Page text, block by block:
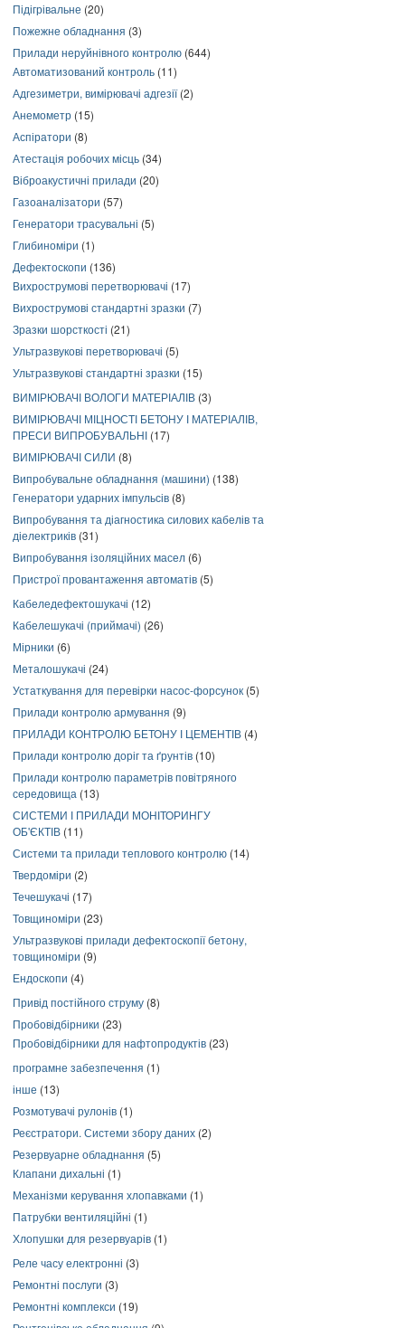
Підігрівальне (20)
Пожежне обладнання (3)
Прилади неруйнівного контролю (644)
Автоматизований контроль (11)
Адгезиметри, вимірювачі адгезії(2)
Анемометр (15)
Аспіратори (8)
Атестація робочих місць (34)
Віброакустичні прилади (20)
Газоаналізатори (57)
Генератори трасувальні (5)
Глибиноміри (1)
Дефектоскопи (136)
Вихрострумові перетворювачі (17)
Вихрострумові стандартні зразки (7)
Зразки шорсткості (21)
Ультразвукові перетворювачі (5)
Ультразвукові стандартні зразки (15)
ВИМІРЮВАЧІ ВОЛОГИ МАТЕРІАЛІВ (3)
ВИМІРЮВАЧІ МІЦНОСТІ БЕТОНУ І МАТЕРІАЛІВ,
ПРЕСИ ВИПРОБУВАЛЬНІ (17)
ВИМІРЮВАЧІ СИЛИ (8)
Випробувальне обладнання (машини) (138)
Генератори ударних імпульсів (8)
Випробування та діагностика силових кабелів та
діелектриків (31)
Випробування ізоляційних масел (6)
Пристрої провантаження автоматів (5)
Кабеледефектошукачі (12)
Кабелешукачі (приймачі) (26)
Мірники (6)
Металошукачі (24)
Устаткування для перевірки насос-форсунок (5)
Прилади контролю армування (9)
ПРИЛАДИ КОНТРОЛЮ БЕТОНУ І ЦЕМЕНТІВ (4)
Прилади контролю доріг та ґрунтів (10)
Прилади контролю параметрів повітряного
середовища (13)
СИСТЕМИ І ПРИЛАДИ МОНІТОРИНГУ
ОБ'ЄКТІВ (11)
Системи та прилади теплового контролю (14)
Твердоміри (2)
Течешукачі (17)
Товщиноміри (23)
Ультразвукові прилади дефектоскопії бетону,
товщиноміри (9)
Ендоскопи (4)
Привід постійного струму (8)
Пробовідбірники (23)
Пробовідбірники для нафтопродуктів (23)
програмне забезпечення (1)
інше (13)
Розмотувачі рулонів (1)
Реєстратори. Системи збору даних (2)
Резервуарне обладнання (5)
Клапани дихальні (1)
Механізми керування хлопавками (1)
Патрубки вентиляційні (1)
Хлопушки для резервуарів (1)
Реле часу електронні (3)
Ремонтні послуги (3)
Ремонтні комплекси (19)